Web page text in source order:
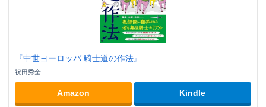
『中世ヨーロッパ 騎士道の作法』
祝田秀全
Amazon Kindle